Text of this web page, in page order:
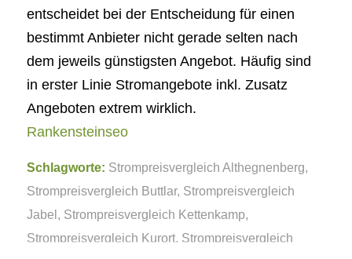
entscheidet bei der Entscheidung für einen
bestimmt Anbieter nicht gerade selten nach
dem jeweils günstigsten Angebot. Häufig sind
in erster Linie Stromangebote inkl. Zusatz
Angeboten extrem wirklich.
Rankensteinseo
Schlagworte: Strompreisvergleich Althegnenberg,
Strompreisvergleich Buttlar, Strompreisvergleich
Jabel, Strompreisvergleich Kettenkamp,
Strompreisvergleich Kurort, Strompreisvergleich